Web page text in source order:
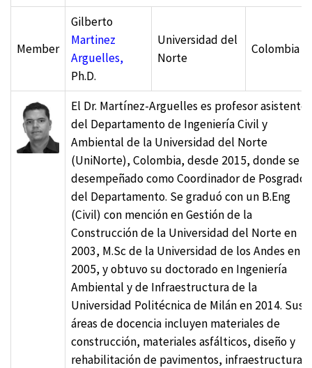
Member
Gilberto
Martinez
Arguelles,
Ph.D.
Universidad del
Norte
Colombia
El Dr. Martínez-Arguelles es profesor asistente
del Departamento de Ingeniería Civil y
Ambiental de la Universidad del Norte
(UniNorte), Colombia, desde 2015, donde se
desempeñado como Coordinador de Posgrado
del Departamento. Se graduó con un B.Eng
(Civil) con mención en Gestión de la
Construcción de la Universidad del Norte en
2003, M.Sc de la Universidad de los Andes en
2005, y obtuvo su doctorado en Ingeniería
Ambiental y de Infraestructura de la
Universidad Politécnica de Milán en 2014. Sus
áreas de docencia incluyen materiales de
construcción, materiales asfálticos, diseño y
rehabilitación de pavimentos, infraestructura